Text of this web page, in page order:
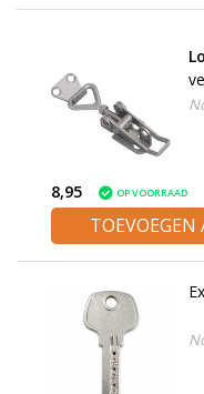
8,95 OP VOORRAAD